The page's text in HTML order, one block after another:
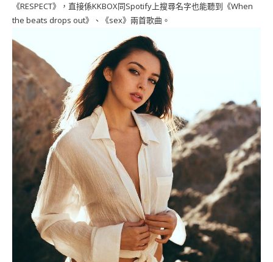
《RESPECT》，直接係KKBOX同Spotify上搜尋名字也能聽到《When
the beats drops out》、《sex》兩首歌曲。